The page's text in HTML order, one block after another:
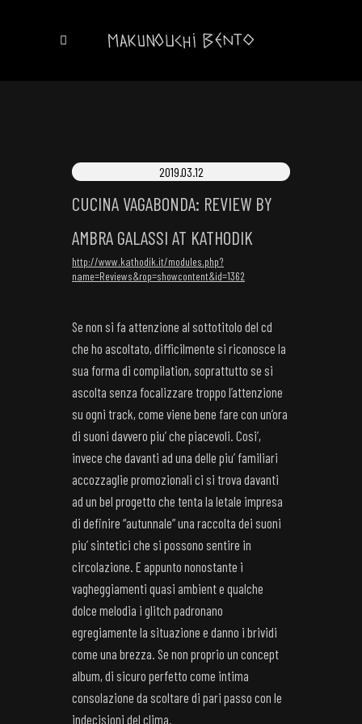
2019.03.12
CUCINA VAGABONDA: REVIEW BY
AMBRA GALASSI AT KATHODIK
http://www.kathodik.it/modules.php?
name=Reviews&rop=showcontent&id=1362
Se non si fa attenzione al sottotitolo del cd
che ho ascoltato, difficilmente si riconosce la
sua forma di compilation, soprattutto se si
ascolta senza focalizzare troppo l’attenzione
su ogni track, come viene bene fare con un’ora
di suoni davvero piu’ che piacevoli. Cosi’,
invece che davanti ad una delle piu’ familiari
accozzaglie promozionali ci si trova davanti
ad un bel progetto che tenta la letale impresa
di definire “autunnale” una raccolta dei suoni
piu’ sintetici che si possono sentire in
circolazione. E appunto nonostante i
vagheggiamenti quasi ambient e qualche
dolce melodia i glitch padronano
egregiamente la situazione e danno i brividi
come una brezza. Se non proprio un concept
album, di sicuro perfetto come intima
consolazione da scoltare di pari passo con le
indecisioni del clima.